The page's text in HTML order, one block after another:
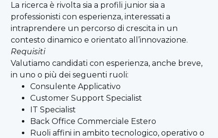
La ricerca è rivolta sia a profili junior sia a
professionisti con esperienza, interessati a
intraprendere un percorso di crescita in un
contesto dinamico e orientato all’innovazione.
Requisiti
Valutiamo candidati con esperienza, anche breve,
in uno o più dei seguenti ruoli:
Consulente Applicativo
Customer Support Specialist
IT Specialist
Back Office Commerciale Estero
Ruoli affini in ambito tecnologico, operativo o